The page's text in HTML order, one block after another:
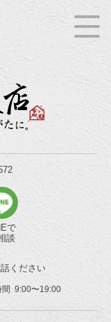
で
談
ください
間 9:00〜19:00